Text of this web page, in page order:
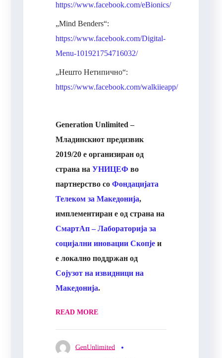
https://www.facebook.com/eBionics/
„Mind Benders“:
https://www.facebook.com/Digital-
Menu-101921754716032/
„Нешто Нетипично“:
https://www.facebook.com/walkiieapp/
Generation Unlimited –
Младинскиот предизвик
2019/20 е организиран од
страна наУНИЦЕФ во
партнерство соФондацијата
Телеком за Македонија,
имплементиран е од страна на
СмартАп – Лабораторија за
социјални иновации Скопје и
е локално поддржан од
Сојузот на извидници на
Македонија.
READ MORE
GenUnlimited